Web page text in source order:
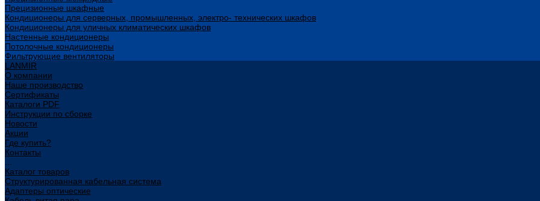
Прецизионные шкафные
Кондиционеры для серверных, промышленных, электро- технических шкафов
Кондиционеры для уличных климатических шкафов
Настенные кондиционеры
Потолочные кондиционеры
Фильтрующие вентиляторы
LANMIR
О компании
Наше производство
Сертификаты
Каталоги PDF
Инструкции по сборке
Новости
Акции
Где купить?
Контакты
Каталог товаров
Структурированная кабельная система
Адаптеры оптические